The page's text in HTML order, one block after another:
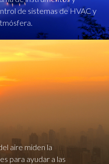
de sistemas de HVAC y
aire miden la
para ayudar a las